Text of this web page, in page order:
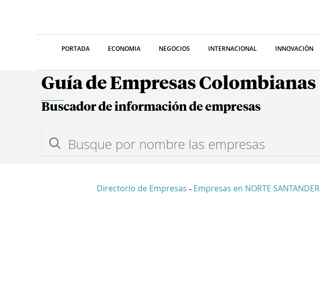
PORTADA ECONOMIA NEGOCIOS INTERNACIONAL INNOVACIÓN
Guía de Empresas Colombianas
Buscador de información de empresas
Directorio de Empresas - Empresas en NORTE SANTANDER